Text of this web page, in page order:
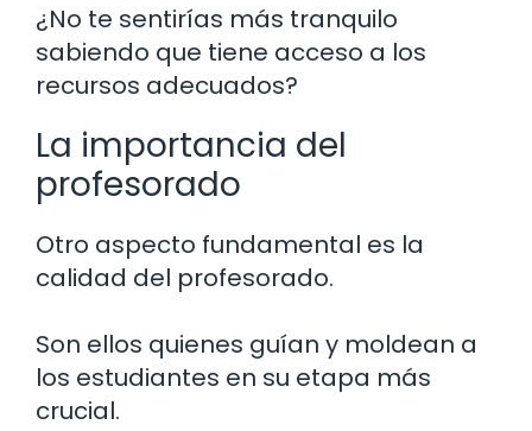
¿No te sentirías más tranquilo
sabiendo que tiene acceso a los
recursos adecuados?
La importancia del
profesorado
Otro aspecto fundamental es la
calidad del profesorado.
Son ellos quienes guían y moldean a
los estudiantes en su etapa más
crucial.